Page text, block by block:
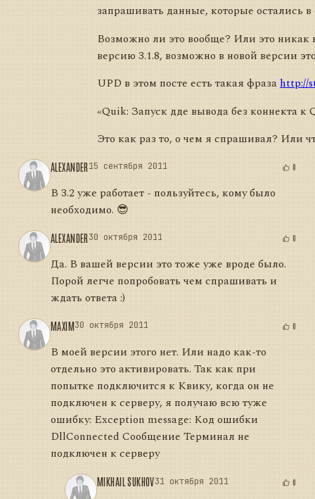
запрашивать данные, которые остались в
Возможно ли это вообще? Или это никак
версию 3.1.8, возможно в новой версии
UPD в этом посте есть такая фразаhttp://
«Quik: Запуск дде вывода без коннекта к
Это как раз то, о чем я спрашивал? Или
ALEXANDER15 сентября 2011 0
В 3.2 уже работает - пользуйтесь, кому было
необходимо. 😎
ALEXANDER30 октября 2011 0
Да. В вашей версии это тоже уже вроде было.
Порой легче попробовать чем спрашивать и
ждать ответа :)
MAXIM30 октября 2011 0
В моей версии этого нет. Или надо как-то
отдельно это активировать. Так как при
попытке подключится к Квику, когда он не
подключен к серверу, я получаю всю туже
ошибку: Exception message: Код ошибки
DllConnected Сообщение Терминал не
подключен к серверу
MIKHAIL SUKHOV31 октября 2011 0